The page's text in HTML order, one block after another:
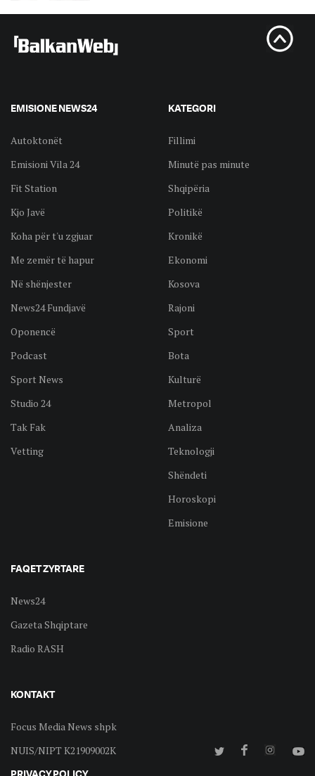
EMISIONE NEWS24
Autoktonët
Emisioni Vila 24
Fit Station
Kjo Javë
Koha për t'u zgjuar
Me zemër të hapur
Në shënjester
News24 Fundjavë
Oponencë
Podcast
Sport News
Studio 24
Tak Fak
Vetting
KATEGORI
Fillimi
Minutë pas minute
Shqipëria
Politikë
Kronikë
Ekonomi
Kosova
Rajoni
Sport
Bota
Kulturë
Metropol
Analiza
Teknologji
Shëndeti
Horoskopi
Emisione
FAQET ZYRTARE
News24
Gazeta Shqiptare
Radio RASH
KONTAKT
Focus Media News shpk
NUIS/NIPT K21909002K